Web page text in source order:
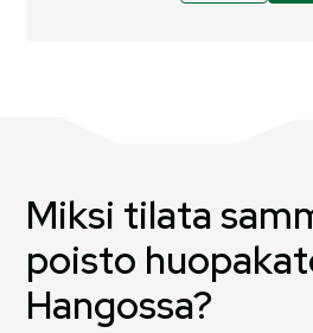
Miksi tilata
poisto
Hangossa?